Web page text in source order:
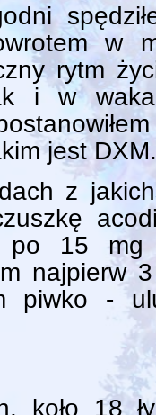
w
rytm
i w
jest DXM.
z
po 15 mg
najpierw
piwko -
koło 18